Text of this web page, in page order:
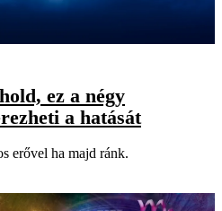
ez a négy
a hatását
erővel ha majd ránk.